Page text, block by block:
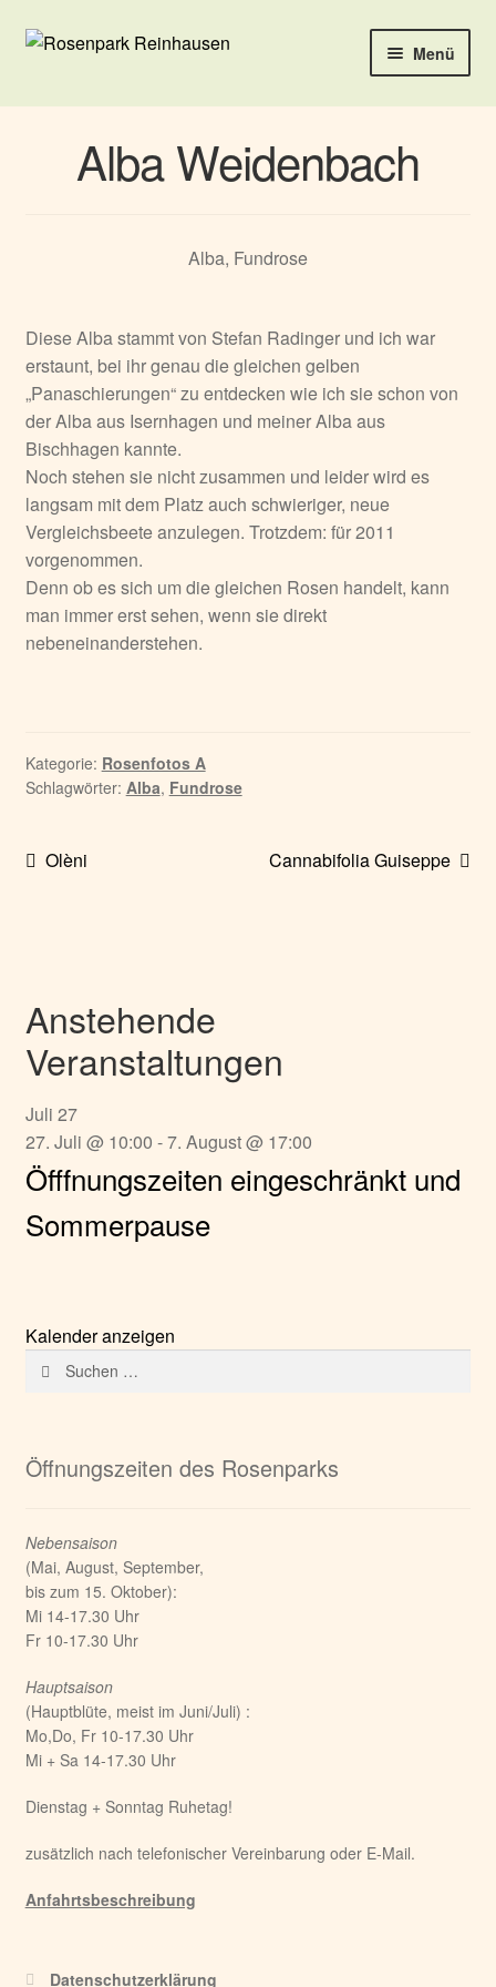
Zur
Zum
Menü
Rosenpark
Schöngeistiges
Tipps & Tricks
Alba Weidenbach
Alba, Fundrose
Diese Alba stammt von Stefan Radinger und ich war
erstaunt, bei ihr genau die gleichen gelben
„Panaschierungen“ zu entdecken wie ich sie schon von
der Alba aus Isernhagen und meiner Alba aus
Bischhagen kannte.
Noch stehen sie nicht zusammen und leider wird es
langsam mit dem Platz auch schwieriger, neue
Vergleichsbeete anzulegen. Trotzdem: für 2011
vorgenommen.
Denn ob es sich um die gleichen Rosen handelt, kann
man immer erst sehen, wenn sie direkt
nebeneinanderstehen.
Kategorie: Rosenfotos A
Schlagwörter: Alba, Fundrose
Beitragsnavigation
Vorheriger
Olèni
Nächster
Cannabifolia Guiseppe
Anstehende
Veranstaltungen
Juli 27
27. Juli @ 10:00 -7. August @ 17:00
Öfffnungszeiten eingeschränkt und
Sommerpause
Kalender anzeigen
Suchen
nach:
Öffnungszeiten des Rosenparks
Nebensaison
(Mai, August, September,
bis zum 15. Oktober):
Mi 14-17.30 Uhr
Fr 10-17.30 Uhr
Hauptsaison
(Hauptblüte, meist im Juni/Juli) :
Mo,Do, Fr 10-17.30 Uhr
Mi + Sa 14-17.30 Uhr
Dienstag + Sonntag Ruhetag!
zusätzlich nach telefonischer Vereinbarung oder E-Mail.
Anfahrtsbeschreibung
Datenschutzerklärung